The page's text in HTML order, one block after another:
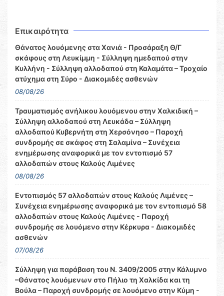
Επικαιρότητα
Θάνατος λουόμενης στα Χανιά - Προσάραξη Θ/Γ
σκάφους στη Λευκίμμη - Σύλληψη ημεδαπού στην
Κυλλήνη - Σύλληψη αλλοδαπού στη Καλαμάτα – Τροχαίο
ατύχημα στη Σύρο - Διακομιδές ασθενών
08/08/26
Τραυματισμός ανήλικου λουόμενου στην Χαλκιδική –
Σύλληψη αλλοδαπού στη Λευκάδα – Σύλληψη
αλλοδαπού Κυβερνήτη στη Χερσόνησο – Παροχή
συνδρομής σε σκάφος στη Σαλαμίνα – Συνέχεια
ενημέρωσης αναφορικά με τον εντοπισμό 57
αλλοδαπών στους Καλούς Λιμένες
08/08/26
Εντοπισμός 57 αλλοδαπών στους Καλούς Λιμένες –
Συνέχεια ενημέρωσης αναφορικά με τον εντοπισμό 58
αλλοδαπών στους Καλούς Λιμένες - Παροχή
συνδρομής σε λουόμενο στην Κέρκυρα - Διακομιδές
ασθενών
07/08/26
Σύλληψη για παράβαση του Ν. 3409/2005 στην Κάλυμνο
–Θάνατος λουόμενων στο Πήλιο τη Χαλκίδα και τη
Βούλα – Παροχή συνδρομής σε λουόμενο στην Κύμη -